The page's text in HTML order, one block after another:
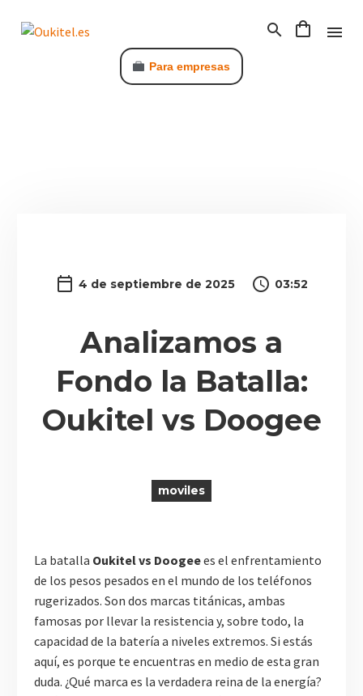
Para empresas
4 de septiembre de 2025 03:52
Analizamos a
Fondo la Batalla:
Oukitel vs Doogee
moviles
La batalla Oukitel vs Doogeees el enfrentamiento
de los pesos pesados en el mundo de los teléfonos
rugerizados. Son dos marcas titánicas, ambas
famosas por llevar la resistencia y, sobre todo, la
capacidad de la batería a niveles extremos. Si estás
aquí, es porque te encuentras en medio de esta gran
duda. ¿Qué marca es la verdadera reina de la energía?